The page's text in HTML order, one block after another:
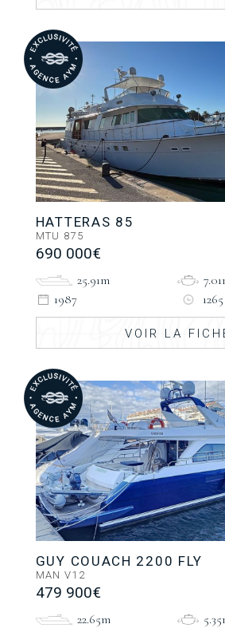
HATTERAS 85
MTU 875
690 000€
25.91m
1987
VOIR LA
GUY COUACH 2200 FLY
MAN V12
479 900€
22.65m